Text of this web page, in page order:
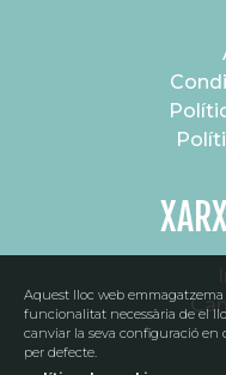
Aquest lloc web
funcionalitat necessària de el
canviar la seva configuració en
per defecte.